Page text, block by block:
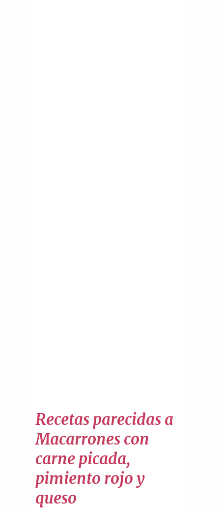
Recetas parecidas a
Macarrones con
carne picada,
pimiento rojo y
queso